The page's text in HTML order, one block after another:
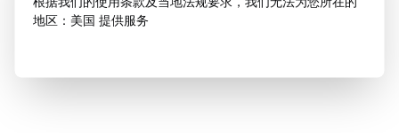
地区：美国 提供服务